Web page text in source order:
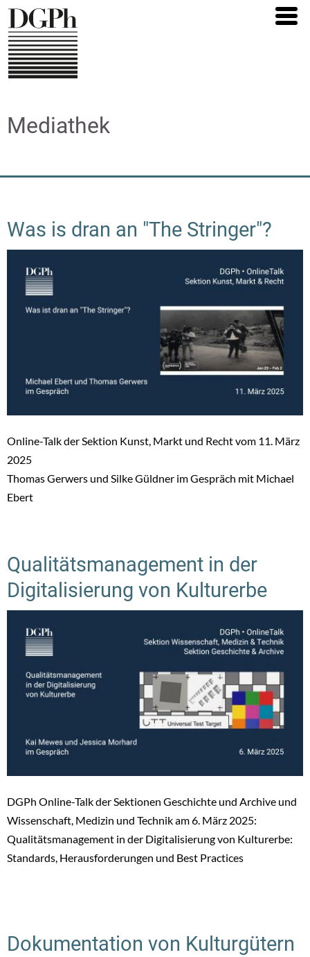
Direkt
zum
Inhalt
Mediathek
Was is dran an "The Stringer"?
Online-Talk der Sektion Kunst, Markt und Recht vom 11. März
2025
Thomas Gerwers und Silke Güldner im Gespräch mit Michael
Ebert
Qualitätsmanagement in der
Digitalisierung von Kulturerbe
DGPh Online-Talk der Sektionen Geschichte und Archive und
Wissenschaft, Medizin und Technik am 6. März 2025:
Qualitätsmanagement in der Digitalisierung von Kulturerbe:
Standards, Herausforderungen und Best Practices
Dokumentation von Kulturgütern